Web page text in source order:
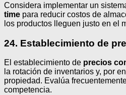
Considera implementar un
time para reducir costos de
los productos lleguen justo en el
24. Establecimiento de
El establecimiento de precios
la rotación de inventarios y, por
propiedad. Evalúa
competencia.